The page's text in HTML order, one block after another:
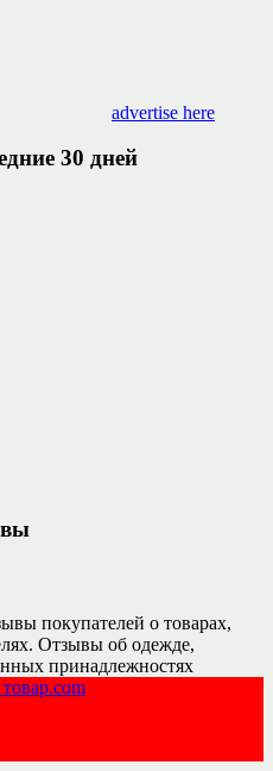
advertise here
30 дней
покупателей о товарах,
Отзывы об одежде,
принадлежностях